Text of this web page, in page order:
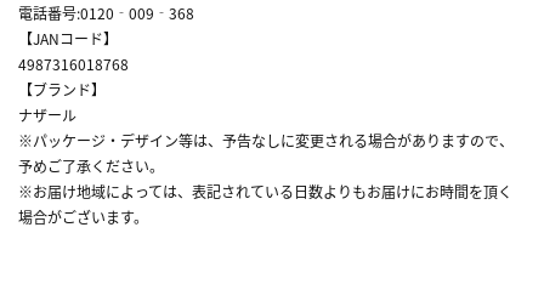
電話番号:0120‐009‐368
【JANコード】
4987316018768
【ブランド】
ナザール
※パッケージ・デザイン等は、予告なしに変更される場合がありますので、
予めご了承ください。
※お届け地域によっては、表記されている日数よりもお届けにお時間を頂く
場合がございます。